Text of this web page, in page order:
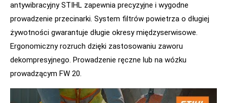
antywibracyjny STIHL zapewnia precyzyjne i wygodne
prowadzenie przecinarki. System filtrów powietrza o długiej
żywotności gwarantuje długie okresy międzyserwisowe.
Ergonomiczny rozruch dzięki zastosowaniu zaworu
dekompresyjnego. Prowadzenie ręczne lub na wózku
prowadzącym FW 20.